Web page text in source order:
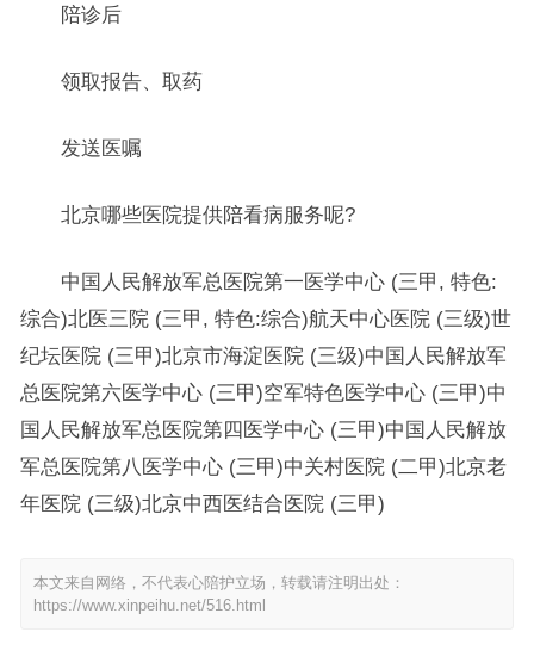
陪诊后
领取报告、取药
发送医嘱
北京哪些医院提供陪看病服务呢?
中国人民解放军总医院第一医学中心 (三甲, 特色:
综合)北医三院 (三甲, 特色:综合)航天中心医院 (三级)世
纪坛医院 (三甲)北京市海淀医院 (三级)中国人民解放军
总医院第六医学中心 (三甲)空军特色医学中心 (三甲)中
国人民解放军总医院第四医学中心 (三甲)中国人民解放
军总医院第八医学中心 (三甲)中关村医院 (二甲)北京老
年医院 (三级)北京中西医结合医院 (三甲)
本文来自网络，不代表心陪护立场，转载请注明出处：
https://www.xinpeihu.net/516.html